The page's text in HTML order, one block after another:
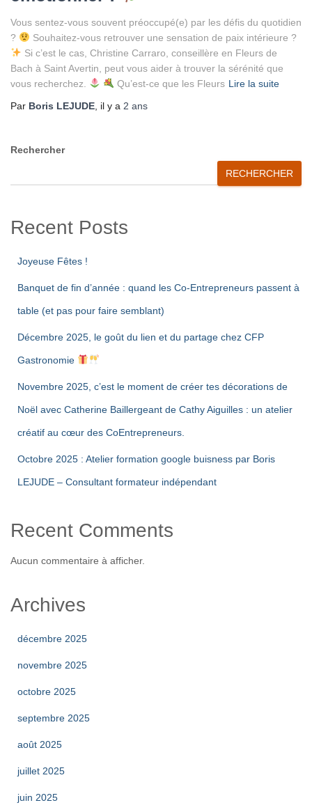
Vous sentez-vous souvent préoccupé(e) par les défis du quotidien
?
Souhaitez-vous retrouver une sensation de paix intérieure ?
Si c’est le cas, Christine Carraro, conseillère en Fleurs de
Bach à Saint Avertin, peut vous aider à trouver la sérénité que
vous recherchez.
Qu’est-ce que les Fleurs Lire la suite
Par Boris LEJUDE , il y a 2 ans
Rechercher
RECHERCHER
Recent Posts
Joyeuse Fêtes !
Banquet de fin d’année : quand les Co-Entrepreneurs passent à
table (et pas pour faire semblant)
Décembre 2025, le goût du lien et du partage chez CFP
Gastronomie
Novembre 2025, c’est le moment de créer tes décorations de
Noël avec Catherine Baillergeant de Cathy Aiguilles : un atelier
créatif au cœur des CoEntrepreneurs.
Octobre 2025 : Atelier formation google buisness par Boris
LEJUDE – Consultant formateur indépendant
Recent Comments
Aucun commentaire à afficher.
Archives
décembre 2025
novembre 2025
octobre 2025
septembre 2025
août 2025
juillet 2025
juin 2025